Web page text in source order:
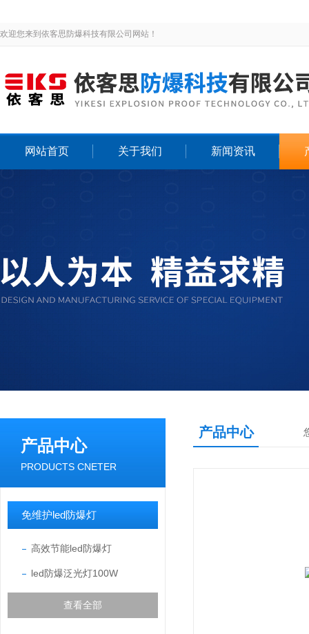
欢迎您来到依客思防爆科技有限公司网站！
网站首页 关于我们 新闻资讯
产品中心
PRODUCTS CNETER
免维护led防爆灯
高效节能led防爆灯
led防爆泛光灯100W
查看全部
产品中心